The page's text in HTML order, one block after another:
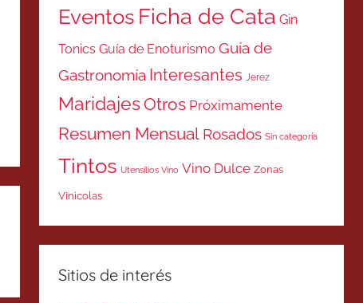
Eventos Ficha de Cata Gin
Tonics Guía de Enoturismo Guía de
Gastronomía Interesantes Jerez
MaridajesOtros Próximamente
Resumen Mensual Rosados Sin categoría
Tintos Utensilios Vino Vino Dulce Zonas
Vinicolas
Sitios de interés